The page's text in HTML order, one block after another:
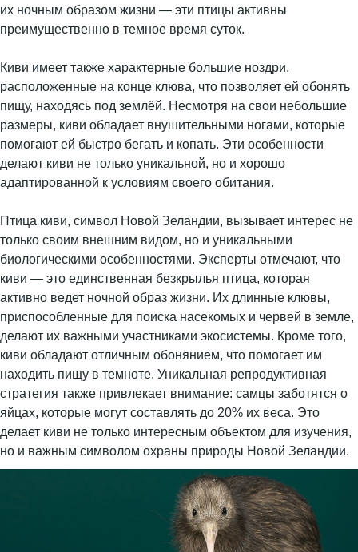
их ночным образом жизни — эти птицы активны
преимущественно в темное время суток.
Киви имеет также характерные большие ноздри,
расположенные на конце клюва, что позволяет ей обонять
пищу, находясь под землёй. Несмотря на свои небольшие
размеры, киви обладает внушительными ногами, которые
помогают ей быстро бегать и копать. Эти особенности
делают киви не только уникальной, но и хорошо
адаптированной к условиям своего обитания.
Птица киви, символ Новой Зеландии, вызывает интерес не
только своим внешним видом, но и уникальными
биологическими особенностями. Эксперты отмечают, что
киви — это единственная безкрылья птица, которая
активно ведет ночной образ жизни. Их длинные клювы,
приспособленные для поиска насекомых и червей в земле,
делают их важными участниками экосистемы. Кроме того,
киви обладают отличным обонянием, что помогает им
находить пищу в темноте. Уникальная репродуктивная
стратегия также привлекает внимание: самцы заботятся о
яйцах, которые могут составлять до 20% их веса. Это
делает киви не только интересным объектом для изучения,
но и важным символом охраны природы Новой Зеландии.